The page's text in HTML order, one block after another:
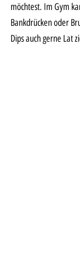
möchtest. Im Gym
Bankdrücken oder
Dips auch gerne Lat